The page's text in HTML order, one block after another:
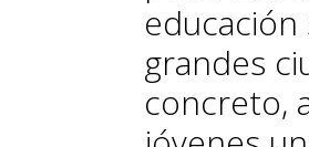
grandes
concreto,